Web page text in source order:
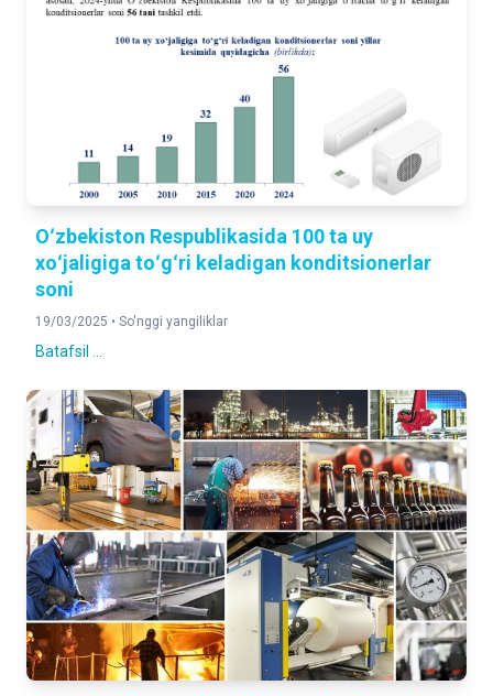
Oʻzbekiston Respublikasida 100 ta uy
xoʻjaligiga toʻgʻri keladigan konditsionerlar
soni
19/03/2025 • So'nggi yangiliklar
Batafsil ...